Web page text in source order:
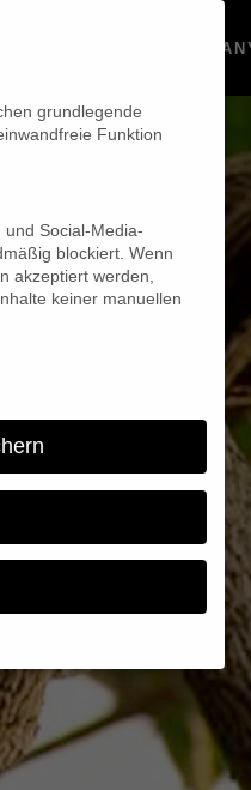
grundlegende
Funktion
Social-Media-
blockiert. Wenn
akzeptiert werden,
keiner manuellen
müssen Sie Ihre
essenziell, während
können verarbeitet